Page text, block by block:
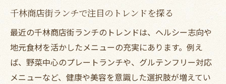
千林商店街ランチで注目のトレンドを探る
最近の千林商店街ランチのトレンドは、ヘルシー志向や
地元食材を活かしたメニューの充実にあります。例え
ば、野菜中心のプレートランチや、グルテンフリー対応
メニューなど、健康や美容を意識した選択肢が増えてい